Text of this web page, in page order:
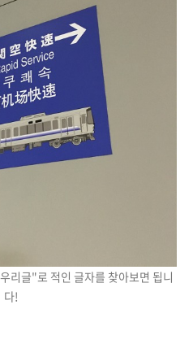
리글"로 적인 글자를 찾아보면 됩니
다!